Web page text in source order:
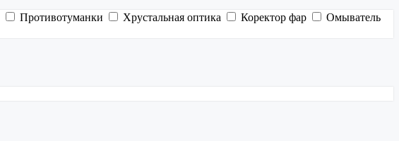
Противотуманки Хрустальная оптика Коректор фар
Омыватель